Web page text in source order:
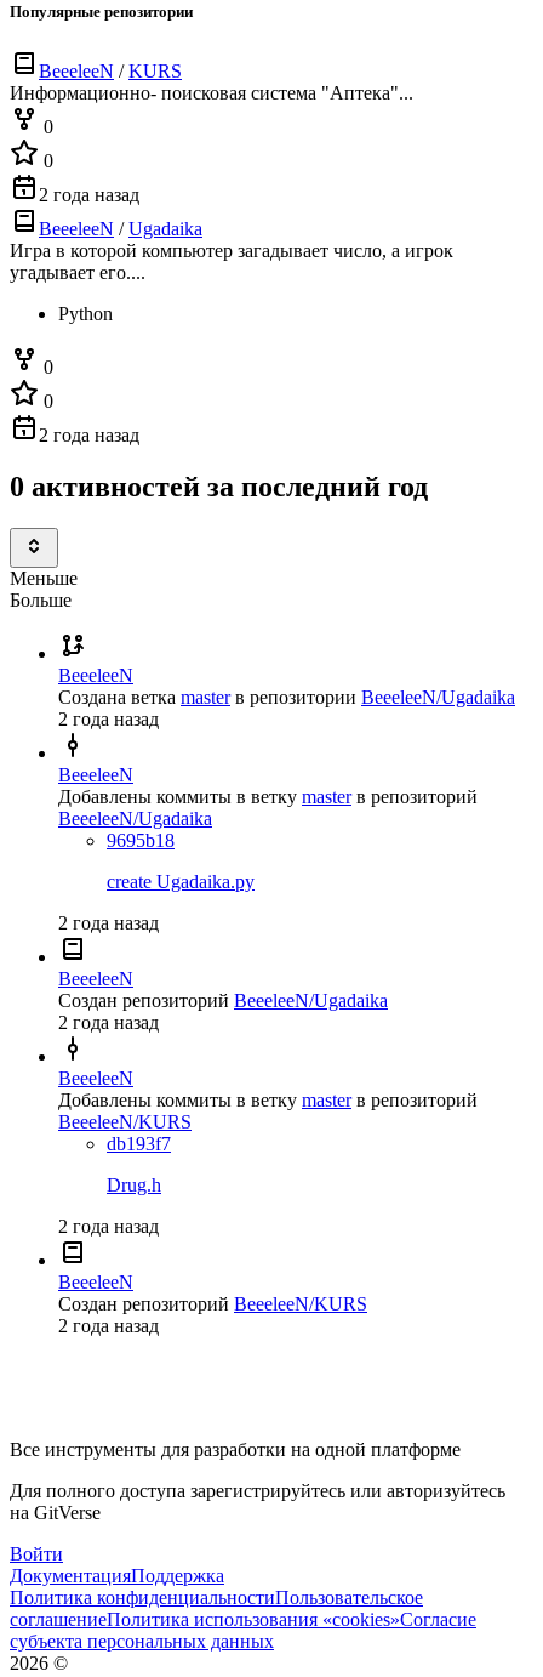
Популярные репозитории
BeeeleeN /KURS
Информационно- поисковая система "Аптека"...
0
0
2 года назад
BeeeleeN /Ugadaika
Игра в которой компьютер загадывает число, а игрок
угадывает его....
Python
0
0
2 года назад
0 активностей за последний год
Меньше
Больше
BeeeleeN
Создана ветка master в репозитории BeeeleeN/Ugadaika
2 года назад
BeeeleeN
Добавлены коммиты в ветку master в репозиторий
BeeeleeN/Ugadaika
9695b18
create Ugadaika.py
2 года назад
BeeeleeN
Создан репозиторий BeeeleeN/Ugadaika
2 года назад
BeeeleeN
Добавлены коммиты в ветку master в репозиторий
BeeeleeN/KURS
db193f7
Drug.h
2 года назад
BeeeleeN
Создан репозиторий BeeeleeN/KURS
2 года назад
Все инструменты для разработки на одной платформе
Для полного доступа зарегистрируйтесь или авторизуйтесь
на GitVerse
Войти
ДокументацияПоддержка
Политика конфиденциальностиПользовательское
соглашениеПолитика использования «cookies»Согласие
субъекта персональных данных
2026 ©